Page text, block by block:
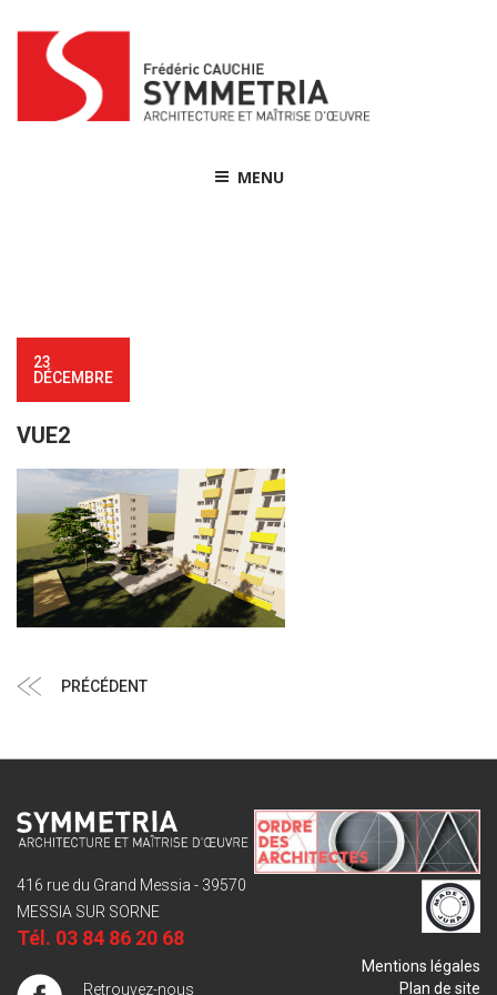
content
MENU
23
DÉCEMBRE
VUE2
de
Article
PRÉCÉDENT
416 rue du Grand Messia - 39570
MESSIA SUR SORNE
Tél. 03 84 86 20 68
Retrouvez-nous
Mentions légales
Plan de site